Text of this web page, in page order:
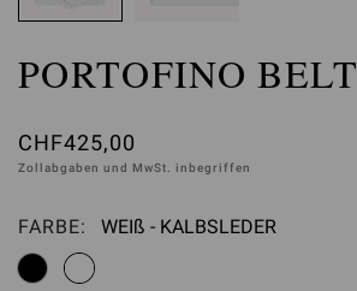
PORTOFINO BELT
CHF425,00
Zollabgaben und MwSt. inbegriffen
FARBE: Bitte auswählen
WEIß - KALBSLEDER